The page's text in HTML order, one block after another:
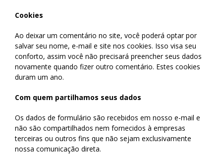
Cookies
Ao deixar um comentário no site, você poderá optar por
salvar seu nome, e-mail e site nos cookies. Isso visa seu
conforto, assim você não precisará preencher seus dados
novamente quando fizer outro comentário. Estes cookies
duram um ano.
Com quem partilhamos seus dados
Os dados de formulário são recebidos em nosso e-mail e
não são compartilhados nem fornecidos à empresas
terceiras ou outros fins que não sejam exclusivamente
nossa comunicação direta.